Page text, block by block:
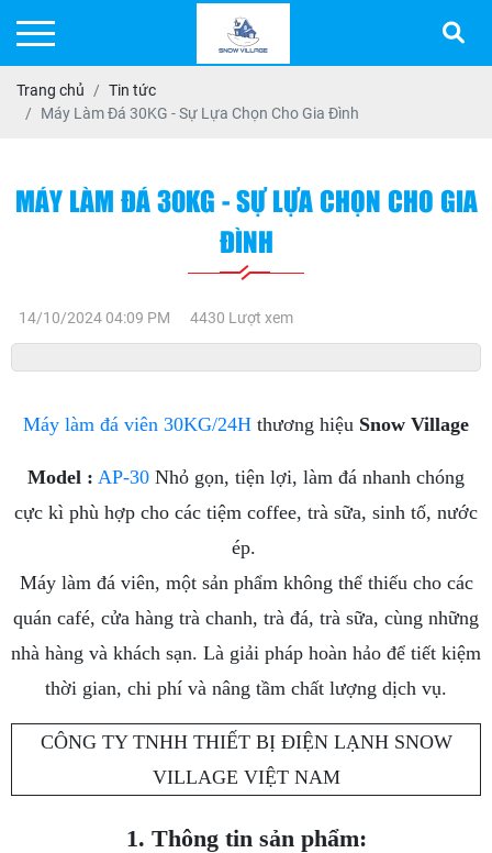
Trang chủ
Tin tức
Máy Làm Đá 30KG - Sự Lựa Chọn Cho Gia Đình
MÁY LÀM ĐÁ 30KG - SỰ LỰA CHỌN CHO GIA
ĐÌNH
14/10/2024 04:09 PM 4430 Lượt xem
Máy làm đá viên 30KG/24H thương hiệu Snow Village
Model : AP-30 Nhỏ gọn, tiện lợi, làm đá nhanh chóng
cực kì phù hợp cho các tiệm coffee, trà sữa, sinh tố, nước
ép.
Máy làm đá viên, một sản phẩm không thể thiếu cho các
quán café, cửa hàng trà chanh, trà đá, trà sữa, cùng những
nhà hàng và khách sạn. Là giải pháp hoàn hảo để tiết kiệm
thời gian, chi phí và nâng tầm chất lượng dịch vụ.
1. Thông tin sản phẩm: